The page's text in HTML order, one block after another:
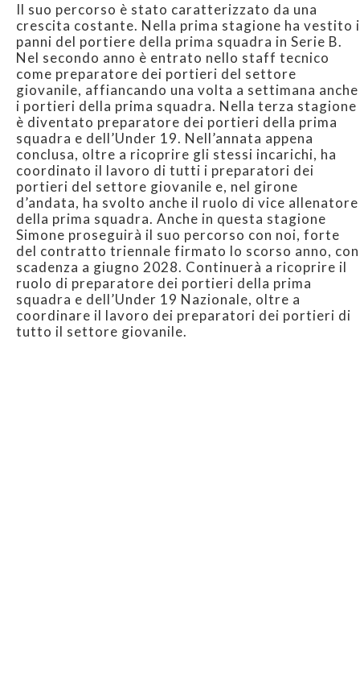
Il suo percorso è stato caratterizzato da una
crescita costante. Nella prima stagione ha vestito i
panni del portiere della prima squadra in Serie B.
Nel secondo anno è entrato nello staff tecnico
come preparatore dei portieri del settore
giovanile, affiancando una volta a settimana anche
i portieri della prima squadra. Nella terza stagione
è diventato preparatore dei portieri della prima
squadra e dell’Under 19. Nell’annata appena
conclusa, oltre a ricoprire gli stessi incarichi, ha
coordinato il lavoro di tutti i preparatori dei
portieri del settore giovanile e, nel girone
d’andata, ha svolto anche il ruolo di vice allenatore
della prima squadra. Anche in questa stagione
Simone proseguirà il suo percorso con noi, forte
del contratto triennale firmato lo scorso anno, con
scadenza a giugno 2028. Continuerà a ricoprire il
ruolo di preparatore dei portieri della prima
squadra e dell’Under 19 Nazionale, oltre a
coordinare il lavoro dei preparatori dei portieri di
tutto il settore giovanile.